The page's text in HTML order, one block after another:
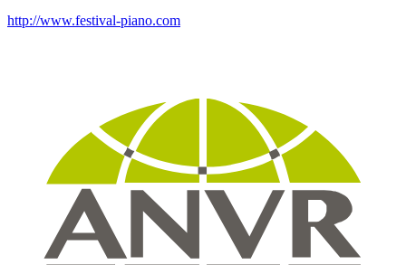
http://www.festival-piano.com